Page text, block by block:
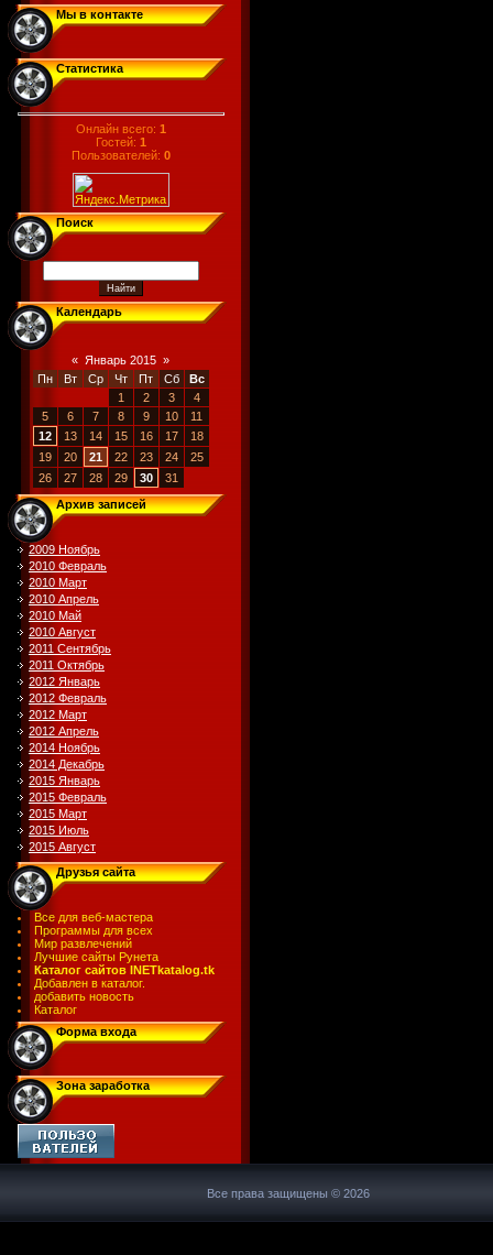
Мы в контакте
Статистика
Онлайн всего: 1
Гостей: 1
Пользователей: 0
Поиск
Календарь
« Январь 2015 »
Пн
Вт Ср Чт Пт Сб
Вс
1
2 3
4
5
6 7 8 9 10
11
12
13 14 15 16 17
18
19
20 21 22 23 24
25
26
27 28 29 30
31
Архив записей
2009 Ноябрь
2010 Февраль
2010 Март
2010 Апрель
2010 Май
2010 Август
2011 Сентябрь
2011 Октябрь
2012 Январь
2012 Февраль
2012 Март
2012 Апрель
2014 Ноябрь
2014 Декабрь
2015 Январь
2015 Февраль
2015 Март
2015 Июль
2015 Август
Друзья сайта
Все для веб-мастера
Программы для всех
Мир развлечений
Лучшие сайты Рунета
Каталог сайтов INETkatalog.tk
Добавлен в каталог.
добавить новость
Каталог
Форма входа
Зона заработка
Все права защищены © 2026